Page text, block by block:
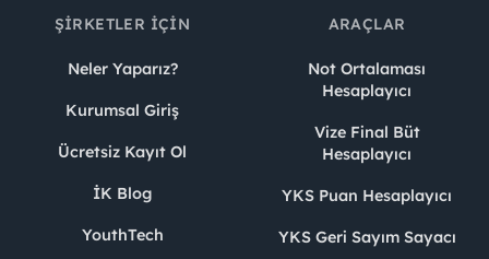
ŞIRKETLER İÇIN
Neler Yaparız?
Kurumsal Giriş
Ücretsiz Kayıt Ol
İK Blog
YouthTech
ARAÇLAR
Not Ortalaması
Hesaplayıcı
Vize Final Büt
Hesaplayıcı
YKS Puan Hesaplayıcı
YKS Geri Sayım Sayacı